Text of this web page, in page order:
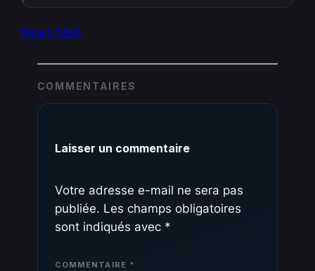
News NBA
COMMENTAIRES
Laisser un commentaire
Votre adresse e-mail ne sera pas
publiée. Les champs obligatoires
sont indiqués avec *
COMMENTAIRE *